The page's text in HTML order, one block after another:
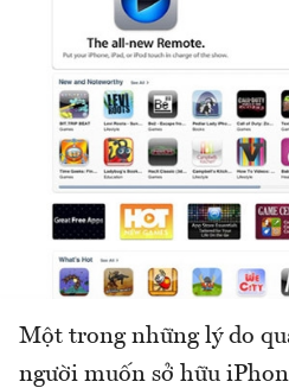
Một trong những lý do
người muốn sở hữu